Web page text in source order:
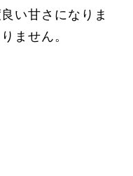
い甘さになりま
ません。